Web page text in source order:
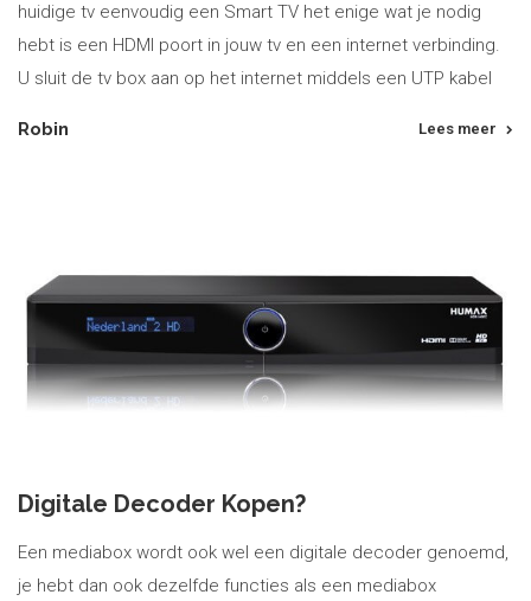
huidige tv eenvoudig een Smart TV het enige wat je nodig
hebt is een HDMI poort in jouw tv en een internet verbinding.
U sluit de tv box aan op het internet middels een UTP kabel
Robin Lees meer
Digitale Decoder Kopen?
Een mediabox wordt ook wel een digitale decoder genoemd,
je hebt dan ook dezelfde functies als een mediabox